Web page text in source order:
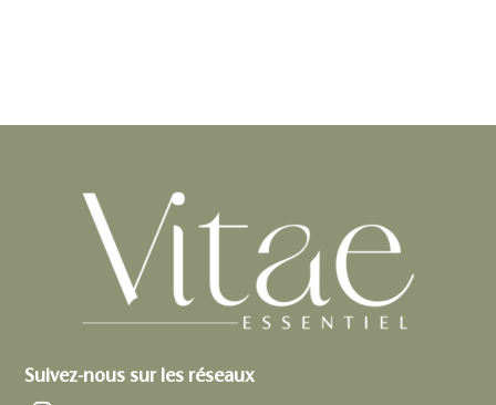
Suivez-nous sur les réseaux